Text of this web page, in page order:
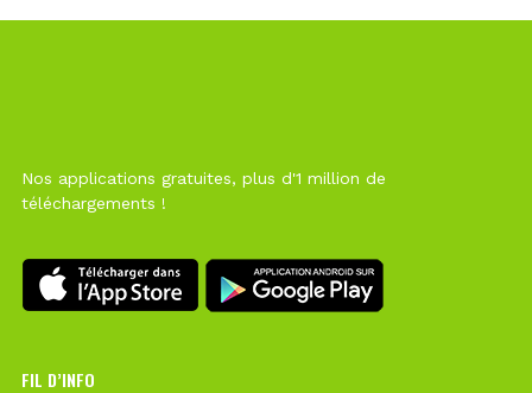
Nos applications gratuites, plus d'1 million de
téléchargements !
FIL D’INFO